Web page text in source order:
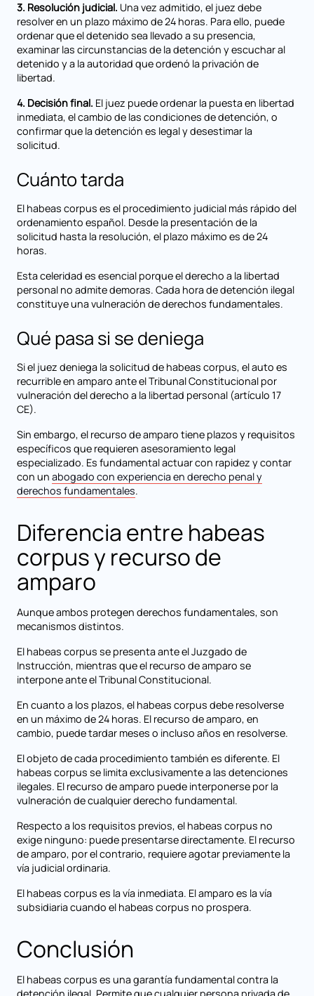
3. Resolución judicial. Una vez admitido, el juez debe
resolver en un plazo máximo de 24 horas. Para ello, puede
ordenar que el detenido sea llevado a su presencia,
examinar las circunstancias de la detención y escuchar al
detenido y a la autoridad que ordenó la privación de
libertad.
4. Decisión final. El juez puede ordenar la puesta en libertad
inmediata, el cambio de las condiciones de detención, o
confirmar que la detención es legal y desestimar la
solicitud.
Cuánto tarda
El habeas corpus es el procedimiento judicial más rápido del
ordenamiento español. Desde la presentación de la
solicitud hasta la resolución, el plazo máximo es de 24
horas.
Esta celeridad es esencial porque el derecho a la libertad
personal no admite demoras. Cada hora de detención ilegal
constituye una vulneración de derechos fundamentales.
Qué pasa si se deniega
Si el juez deniega la solicitud de habeas corpus, el auto es
recurrible en amparo ante el Tribunal Constitucional por
vulneración del derecho a la libertad personal (artículo 17
CE).
Sin embargo, el recurso de amparo tiene plazos y requisitos
específicos que requieren asesoramiento legal
especializado. Es fundamental actuar con rapidez y contar
con un abogado con experiencia en derecho penal y
derechos fundamentales.
Diferencia entre habeas
corpus y recurso de
amparo
Aunque ambos protegen derechos fundamentales, son
mecanismos distintos.
El habeas corpus se presenta ante el Juzgado de
Instrucción, mientras que el recurso de amparo se
interpone ante el Tribunal Constitucional.
En cuanto a los plazos, el habeas corpus debe resolverse
en un máximo de 24 horas. El recurso de amparo, en
cambio, puede tardar meses o incluso años en resolverse.
El objeto de cada procedimiento también es diferente. El
habeas corpus se limita exclusivamente a las detenciones
ilegales. El recurso de amparo puede interponerse por la
vulneración de cualquier derecho fundamental.
Respecto a los requisitos previos, el habeas corpus no
exige ninguno: puede presentarse directamente. El recurso
de amparo, por el contrario, requiere agotar previamente la
vía judicial ordinaria.
El habeas corpus es la vía inmediata. El amparo es la vía
subsidiaria cuando el habeas corpus no prospera.
Conclusión
El habeas corpus es una garantía fundamental contra la